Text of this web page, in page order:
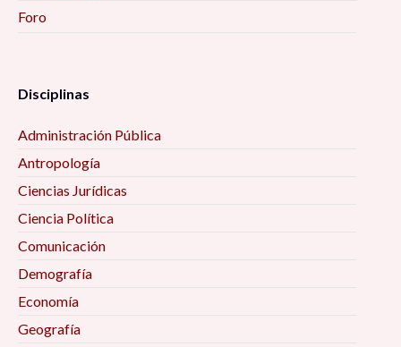
Foro
Disciplinas
Administración Pública
Antropología
Ciencias Jurídicas
Ciencia Política
Comunicación
Demografía
Economía
Geografía